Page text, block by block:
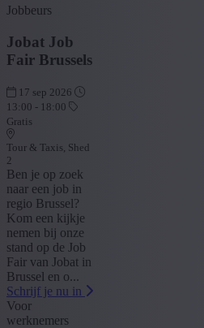
Jobbeurs
Jobat Job
Fair Brussels
17 sep 2026
13:00 - 18:00
Gratis
Tour & Taxis, Shed
2
Ben je op zoek
naar een job in
regio Brussel?
Kom een kijkje
nemen bij onze
stand op de Job
Fair van Jobat in
Brussel en o...
Schrijf je nu in
Voor
werknemers